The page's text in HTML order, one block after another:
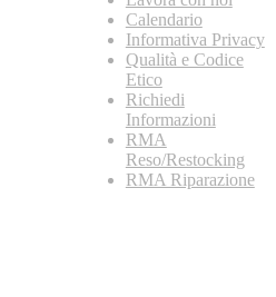
Calendario
Informativa Privacy
Qualità e Codice
Etico
Richiedi
Informazioni
RMA
Reso/Restocking
RMA Riparazione